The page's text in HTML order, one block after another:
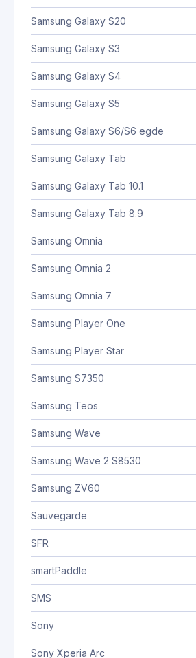
Samsung Galaxy S20
Samsung Galaxy S3
Samsung Galaxy S4
Samsung Galaxy S5
Samsung Galaxy S6/S6 egde
Samsung Galaxy Tab
Samsung Galaxy Tab 10.1
Samsung Galaxy Tab 8.9
Samsung Omnia
Samsung Omnia 2
Samsung Omnia 7
Samsung Player One
Samsung Player Star
Samsung S7350
Samsung Teos
Samsung Wave
Samsung Wave 2 S8530
Samsung ZV60
Sauvegarde
SFR
smartPaddle
SMS
Sony
Sony Xperia Arc